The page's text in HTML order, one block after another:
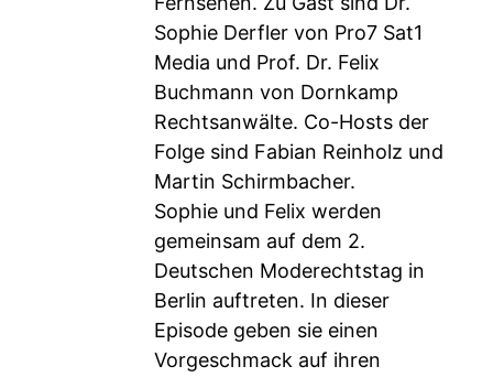
Sophie Derfler von Pro7 Sat1
Media und Prof. Dr. Felix
Buchmann von Dornkamp
Rechtsanwälte. Co-Hosts der
Folge sind Fabian Reinholz und
Martin Schirmbacher.
Sophie und Felix werden
gemeinsam auf dem 2.
Deutschen Moderechtstag in
Berlin auftreten. In dieser
Episode geben sie einen
Vorgeschmack auf ihren